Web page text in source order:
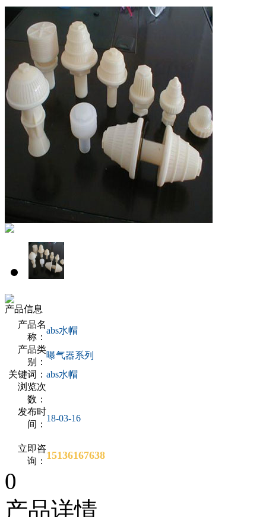
产品信息
产品名
称：
abs水帽
产品类
别：
曝气器系列
关键词： abs水帽
浏览次
数：
发布时
间：
18-03-16
立即咨
询： 15136167638
0
产品详情